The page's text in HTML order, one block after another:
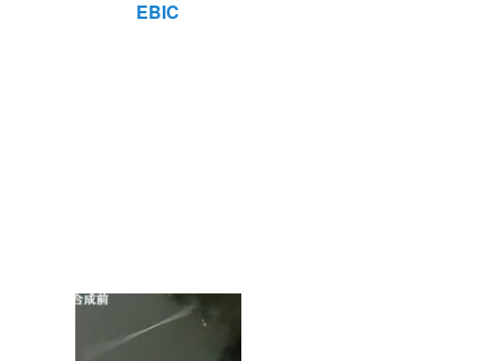
EBIC